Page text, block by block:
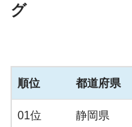
グ
順位 都道府県
01位 静岡県